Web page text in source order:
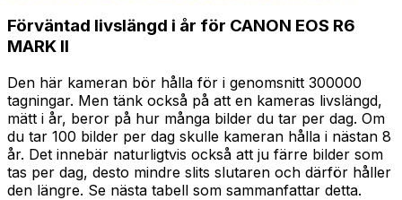
Förväntad livslängd i år för CANON EOS R6
MARK II
Den här kameran bör hålla för i genomsnitt 300000
tagningar. Men tänk också på att en kameras livslängd,
mätt i år, beror på hur många bilder du tar per dag. Om
du tar 100 bilder per dag skulle kameran hålla i nästan 8
år. Det innebär naturligtvis också att ju färre bilder som
tas per dag, desto mindre slits slutaren och därför håller
den längre. Se nästa tabell som sammanfattar detta.